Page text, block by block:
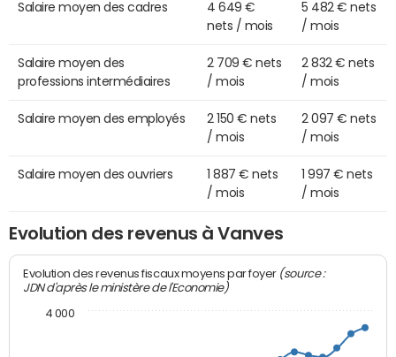
Salaire moyen des cadres
4 649 €
nets / mois
5 482 € nets
/ mois
Salaire moyen des
professions intermédiaires
2 709 € nets
/ mois
2 832 € nets
/ mois
Salaire moyen des employés
2 150 € nets
/ mois
2 097 € nets
/ mois
Salaire moyen des ouvriers
1 887 € nets
/ mois
1 997 € nets
/ mois
Evolution des revenus à Vanves
Evolution des revenus fiscaux moyens par foyer (source :
JDN d'après le ministère de l'Economie)
4 000